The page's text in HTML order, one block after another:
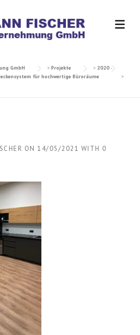
GmbH > Projekte > 2020 –
für hochwertige Büroräume
>
ON 14/05/2021 WITH 0